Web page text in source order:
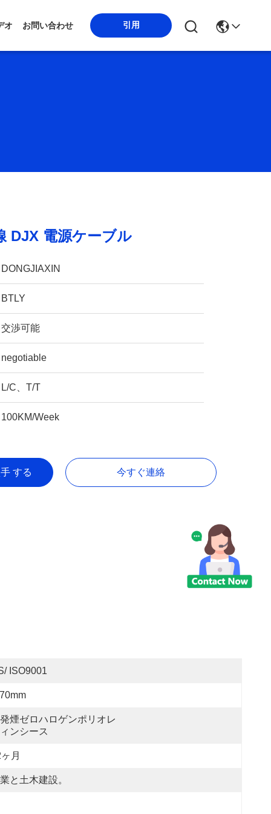
オ お問い合わせ 引用
DJX 電源ケーブル
DONGJIAXIN
BTLY
交渉可能
negotiable
L/C、T/T
100KM/Week
する 今すぐ連絡
ISO9001
煙ゼロハロゲンポリオレ
ンシース
月
と土木建設。